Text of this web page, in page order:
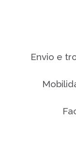
Envio e